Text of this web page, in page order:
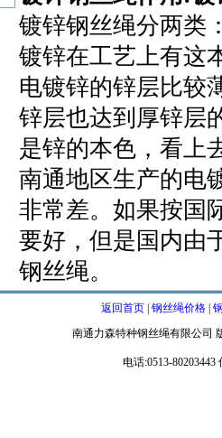
镀锌钢丝绳分两类
镀锌在工艺上有这
电镀锌的锌层比较
锌层也达到厚锌层
是锌的本色，看上
南通地区生产的电
非常差。如果按国
要好，但是国内由
钢丝绳。
返回首页 钢丝绳价格
南通力森特种钢丝绳有限公司
电话:0513-80203443